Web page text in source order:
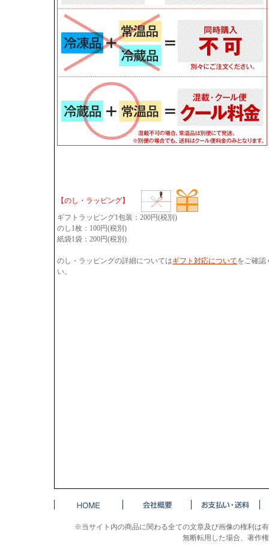
【のし・ラッピング】
ギフトラッピング1包装：200円(税別)
のし1枚：100円(税別)
紙袋1袋：200円(税別)
のし・ラッピングの詳細についてはギフト対応についてをご確認
い。
※当サイト内の商品に関わる全ての文章及び画像の権利は
無断転用した場合、著作